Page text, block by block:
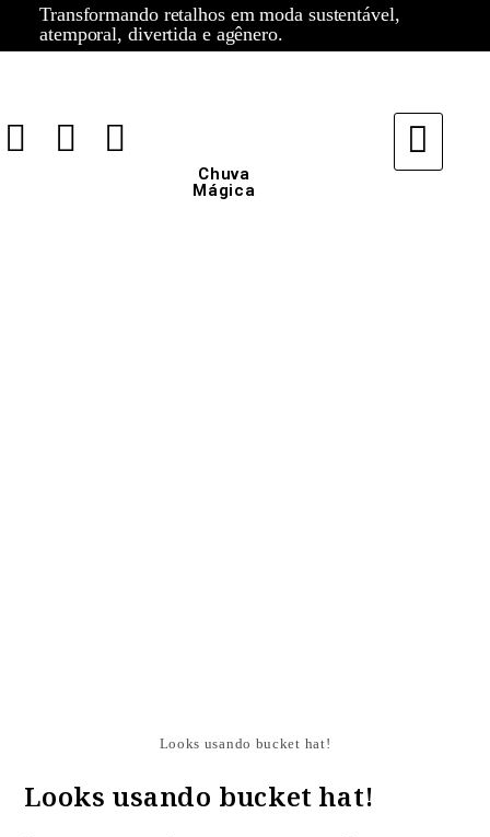
Transformando retalhos em moda sustentável,
atemporal, divertida e agênero.
Chuva
Mágica
Looks usando bucket hat!
Looks usando bucket hat!